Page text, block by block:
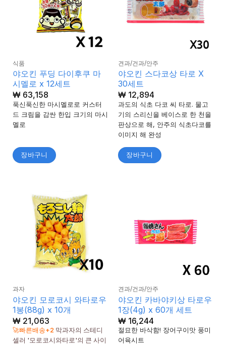
식품
야오킨 푸딩 다이후쿠 마
시멜로 x 12세트
₩63,158
푹신푹신한 마시멜로로 커스터
드 크림을 감싼 한입 크기의 마시
멜로
장바구니
견과/건과/안주
야오킨 스다코상 타로 X
30세트
₩12,894
과도의 식초 다코 씨 타로. 물고
기의 스리신을 베이스로 한 천을
판상으로 해, 안주의 식초다코를
이미지 해 완성
장바구니
과자
야오킨 모로코시 와타로우
1봉(88g) x 10개
₩21,063
🚀빠른배송+2막과자의 스테디
셀러 '모로코시와타로'의 큰 사이
견과/건과/안주
야오킨 카바야키상 타로우
1장(4g) x 60개 세트
₩16,244
절묘한 바삭함! 장어구이맛 풍미
어육시트